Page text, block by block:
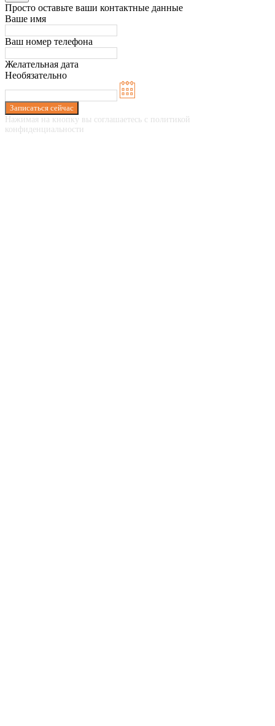
Просто оставьте ваши контактные данные
Ваше имя
Ваш номер телефона
Желательная дата
Необязательно
Записаться сейчас
Нажимая на кнопку вы соглашаетесь с политикой
конфиденциальности